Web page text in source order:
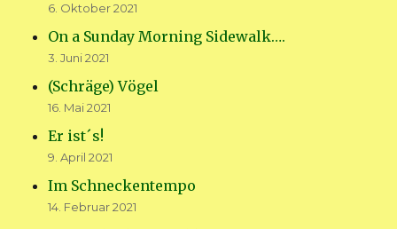
6. Oktober 2021
On a Sunday Morning Sidewalk….
3. Juni 2021
(Schräge) Vögel
16. Mai 2021
Er ist´s!
9. April 2021
Im Schneckentempo
14. Februar 2021